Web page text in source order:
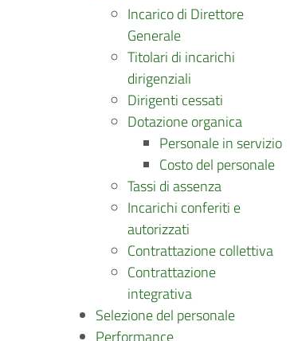
Incarico di Direttore
Generale
Titolari di incarichi
dirigenziali
Dirigenti cessati
Dotazione organica
Personale in servizio
Costo del personale
Tassi di assenza
Incarichi conferiti e
autorizzati
Contrattazione collettiva
Contrattazione
integrativa
Selezione del personale
Performance